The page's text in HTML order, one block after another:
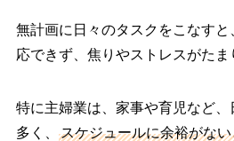
無計画に日々のタスクをこなす
応できず、焦りやストレスがたま
特に主婦業は、家事や育児など
多く、
スケジュールに余裕がな